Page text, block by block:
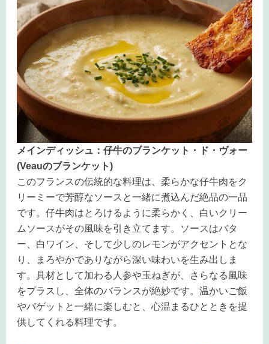
メインディッシュ：仔牛のブランケット・ド・ヴォー
(Veauのブランケット)
このフランスの伝統的な料理は、柔らかな仔牛肉をク
リーミーで芳醇なソースと一緒に煮込んだ絶品の一品
です。仔牛肉はとろけるように柔らかく、白いクリー
ムソースがその風味を引き立てます。ソースはバタ
ー、白ワイン、そして少しのレモンがアクセントとな
り、まろやかでありながら深い味わいを生み出しま
す。具材として加わる人参や玉ねぎが、さらなる風味
をプラスし、全体のバランスが絶妙です。温かいご飯
やバゲットと一緒に楽しむと、心温まるひとときを提
供してくれる料理です。